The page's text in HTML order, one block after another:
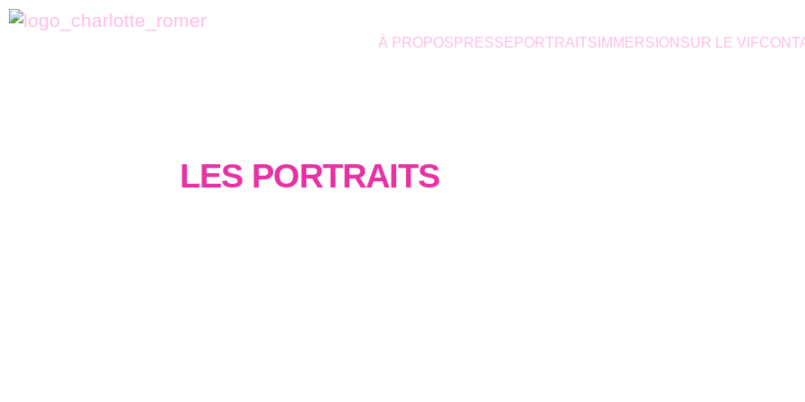
À PROPOS PRESSE PORTRAITS IMMERSION SUR LE VIF
LES PORTRAITS